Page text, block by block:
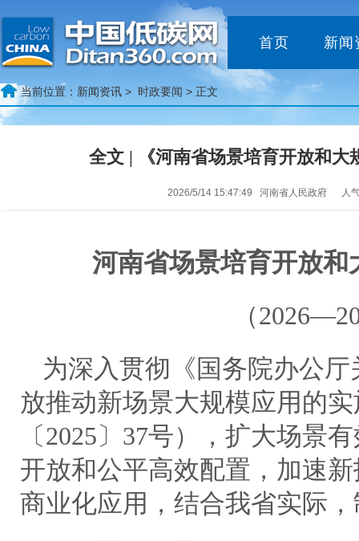
首页 新闻
当前位置： 新闻资讯 > 时政要闻 > 正文
全文 | 《河南省场景培育开放和大
2026/5/14 15:47:49 河南省人民政府 人
河南省场景培育开放
（
为深入贯彻《国务院办公
放推动新场景大规模应用的
〔2025〕37号），扩大场景
开放和公平高效配置，加速
商业化应用，结合我省实际